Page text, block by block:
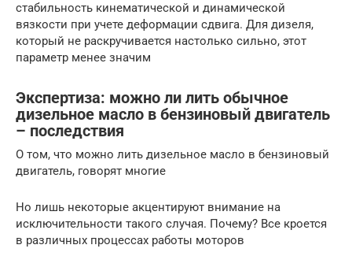
стабильность кинематической и динамической
вязкости при учете деформации сдвига. Для дизеля,
который не раскручивается настолько сильно, этот
параметр менее значим
Экспертиза: можно ли лить обычное
дизельное масло в бензиновый двигатель
– последствия
О том, что можно лить дизельное масло в бензиновый
двигатель, говорят многие
Но лишь некоторые акцентируют внимание на
исключительности такого случая. Почему? Все кроется
в различных процессах работы моторов